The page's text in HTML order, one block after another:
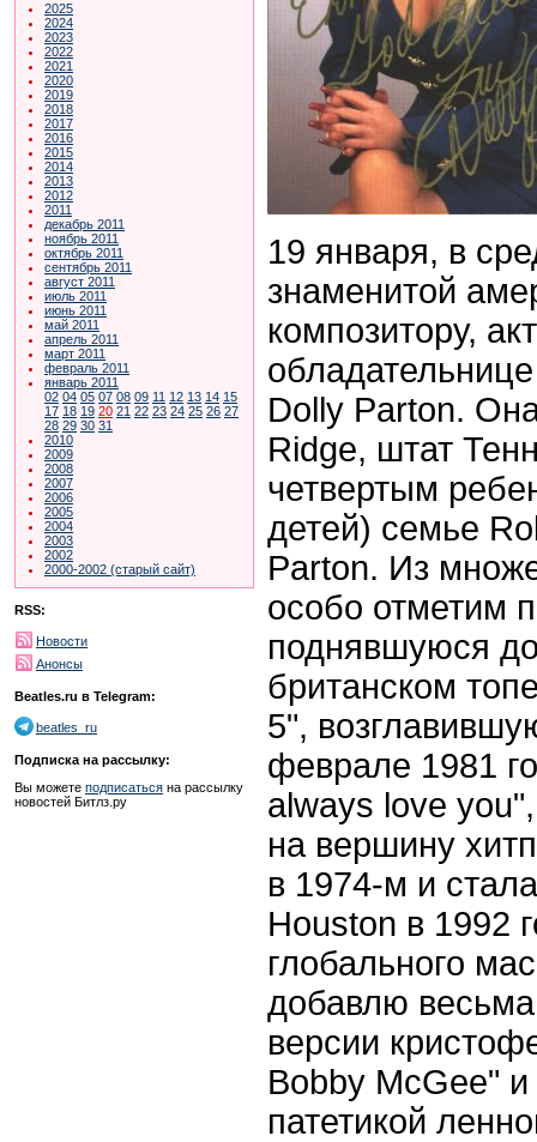
2025
2024
2023
2022
2021
2020
2019
2018
2017
2016
2015
2014
2013
2012
2011
декабрь 2011
ноябрь 2011
октябрь 2011
сентябрь 2011
август 2011
июль 2011
июнь 2011
май 2011
апрель 2011
март 2011
февраль 2011
январь 2011
02 04 05 07 08 09 11 12 13 14 15
17 18 19 20 21 22 23 24 25 26 27
28 29 30 31
2010
2009
2008
2007
2006
2005
2004
2003
2002
2000-2002 (старый сайт)
RSS:
Новости
Анонсы
Beatles.ru в Telegram:
beatles_ru
Подписка на рассылку:
Вы можете подписаться на рассылку
новостей Битлз.ру
19 января, в
знаменитой
композитору,
Dolly Parton.
Ridge, штат
четвертым
детей) семье
Parton. Из
особо отметим
поднявшуюся
британском
5",
феврале 1981
always love
на вершину
в 1974-м и
Houston в 1992
глобального
добавлю
версии
Bobby McGee"
патетикой